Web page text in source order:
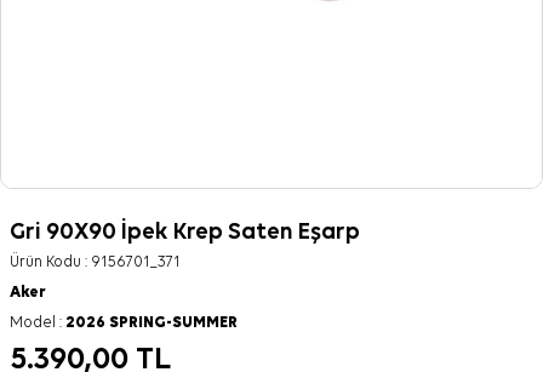
Gri 90X90 İpek Krep Saten Eşarp
Ürün Kodu : 9156701_371
Aker
Model : 2026 SPRING-SUMMER
5.390,00 TL